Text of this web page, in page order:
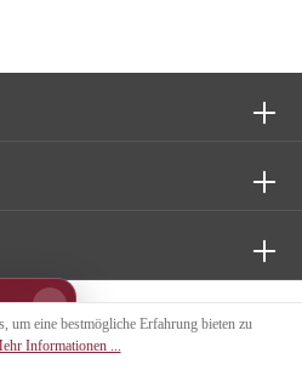
um eine bestmögliche Erfahrung bieten zu
Informationen ...
−